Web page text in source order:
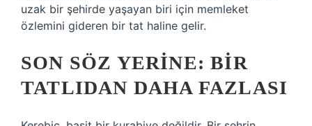
uzak bir şehirde yaşayan biri için memleket
özlemini gideren bir tat haline gelir.
SON SÖZ YERINE: BIR
TATLIDAN DAHA FAZLASI